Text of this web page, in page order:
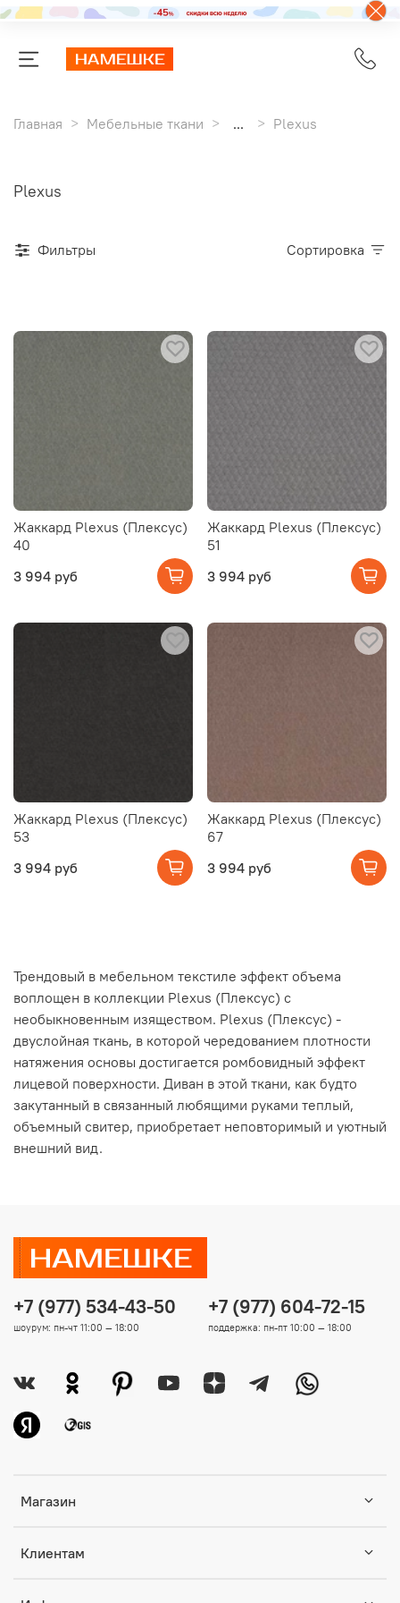
Главная Мебельные ткани ... Plexus
Plexus
Фильтры Сортировка
Жаккард Plexus (Плексус)
40
3 994 руб
Жаккард Plexus (Плексус)
51
3 994 руб
Жаккард Plexus (Плексус)
53
3 994 руб
Жаккард Plexus (Плексус)
67
3 994 руб
Трендовый в мебельном текстиле эффект объема
воплощен в коллекции Plexus (Плексус) с
необыкновенным изяществом. Plexus (Плексус) -
двуслойная ткань, в которой чередованием плотности
натяжения основы достигается ромбовидный эффект
лицевой поверхности. Диван в этой ткани, как будто
закутанный в связанный любящими руками теплый,
объемный свитер, приобретает неповторимый и уютный
внешний вид.
Магазин
Клиентам
+7 (977) 534-43-50
шоурум: пн-чт 11:00 — 18:00
+7 (977) 604-72-15
поддержка: пн-пт 10:00 — 18:00